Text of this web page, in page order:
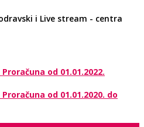
i Live stream - centra
od 01.01.2022.
od 01.01.2020. do